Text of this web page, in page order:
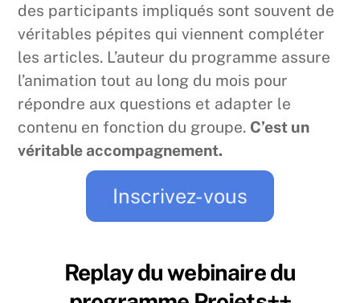
des participants impliqués sont souvent de
véritables pépites qui viennent compléter
les articles. L’auteur du programme assure
l’animation tout au long du mois pour
répondre aux questions et adapter le
contenu en fonction du groupe. C’est un
véritable accompagnement.
Inscrivez-vous
Replay du webinaire du